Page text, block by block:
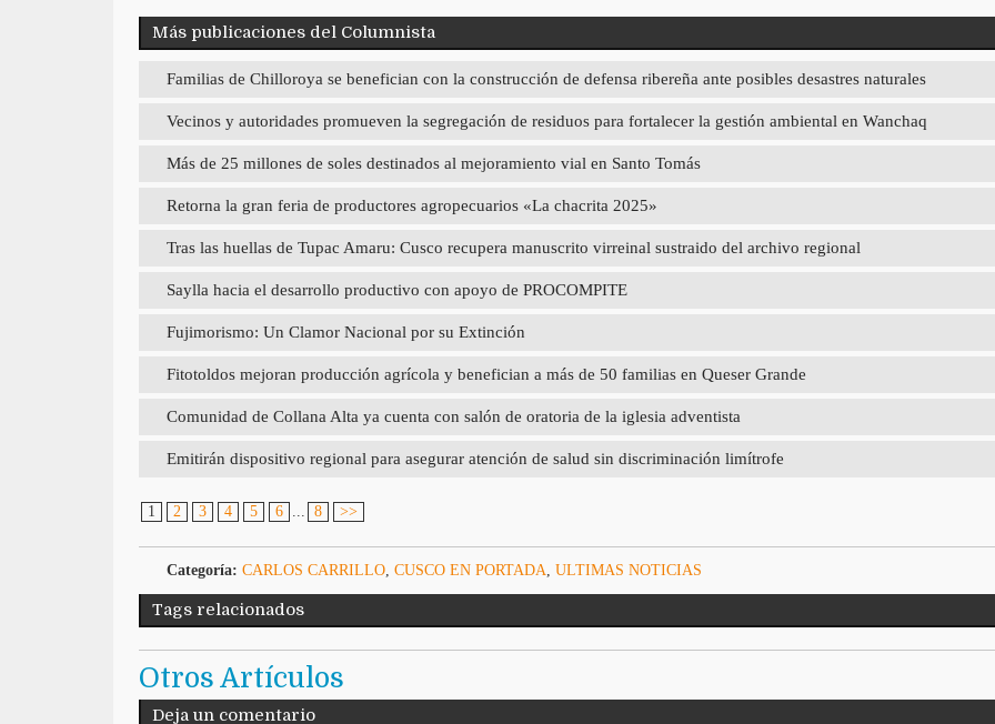
Más publicaciones del Columnista
Familias de Chilloroya se benefician con la construcción de defensa ribereña ante posibles desastres naturales
Vecinos y autoridades promueven la segregación de residuos para fortalecer la gestión ambiental en Wanchaq
Más de 25 millones de soles destinados al mejoramiento vial en Santo Tomás
Retorna la gran feria de productores agropecuarios «La chacrita 2025»
Tras las huellas de Tupac Amaru: Cusco recupera manuscrito virreinal sustraido del archivo regional
Saylla hacia el desarrollo productivo con apoyo de PROCOMPITE
Fujimorismo: Un Clamor Nacional por su Extinción
Fitotoldos mejoran producción agrícola y benefician a más de 50 familias en Queser Grande
Comunidad de Collana Alta ya cuenta con salón de oratoria de la iglesia adventista
Emitirán dispositivo regional para asegurar atención de salud sin discriminación limítrofe
1 2 3 4 5 6 8 >>
Categoría: CARLOS CARRILLO, CUSCO EN PORTADA ULTIMAS NOTICIAS
Tags relacionados
Otros Artículos
Deja un comentario